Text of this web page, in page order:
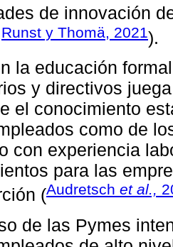
de innovación
Runst y Thomä, 2021).
la educación
y directivos
el conocimiento
como de
con experiencia
para las
(Audretsch et al.,
de las Pymes